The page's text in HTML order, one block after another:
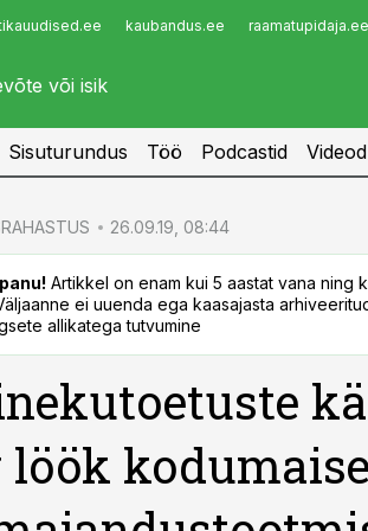
kaubandus.ee raamatupidaja.ee
Infopank
Sisuturundus Töö Podcastid Videod
26.09.19, 08:44
Artikkel on enam kui 5 aastat vana ning
ei uuenda ega kaasajasta
allikatega tutvumine